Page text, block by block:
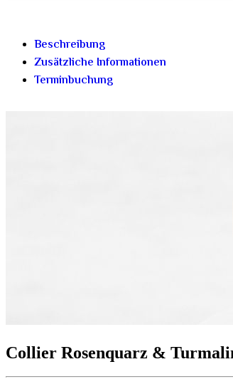
Beschreibung
Zusätzliche Informationen
Terminbuchung
Collier Rosenquarz &